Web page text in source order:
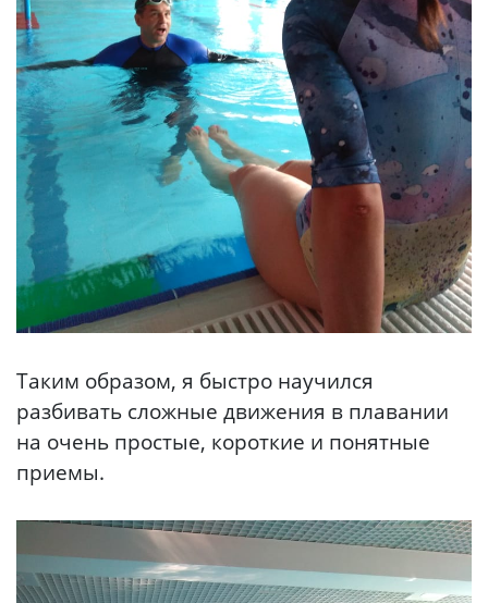
Таким образом, я быстро научился
разбивать сложные движения в плавании
на очень простые, короткие и понятные
приемы.